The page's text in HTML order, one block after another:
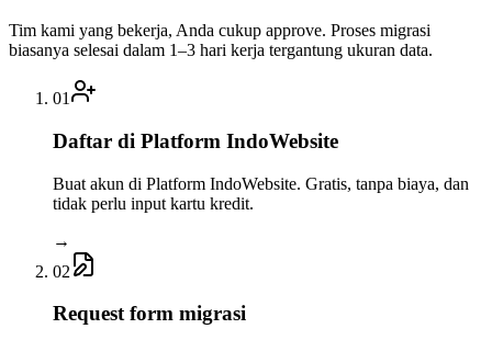
Tim kami yang bekerja, Anda cukup approve. Proses migrasi
biasanya selesai dalam 1–3 hari kerja tergantung ukuran data.
01
Daftar di Platform IndoWebsite
Buat akun di Platform IndoWebsite. Gratis, tanpa biaya, dan
tidak perlu input kartu kredit.
→
02
Request form migrasi